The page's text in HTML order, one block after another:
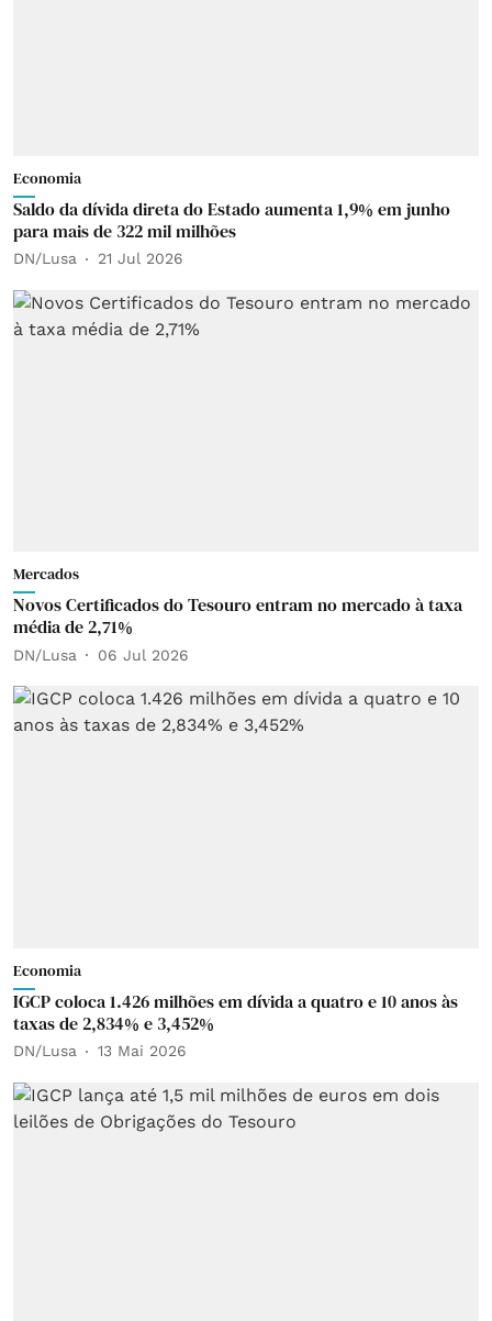
Economia
Saldo da dívida direta do Estado aumenta 1,9% em junho
para mais de 322 mil milhões
DN/Lusa 21 Jul 2026
Mercados
Novos Certificados do Tesouro entram no mercado à taxa
média de 2,71%
DN/Lusa 06 Jul 2026
Economia
IGCP coloca 1.426 milhões em dívida a quatro e 10 anos às
taxas de 2,834% e 3,452%
DN/Lusa 13 Mai 2026